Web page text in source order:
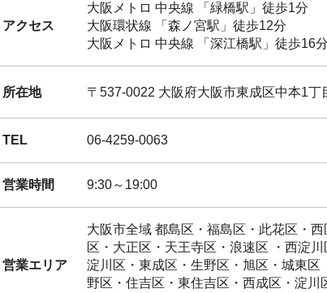
アクセス
大阪メトロ 中央線 「 緑橋駅 」徒歩1分
大阪環状線
「 森ノ宮駅 」徒歩12分
大阪メトロ 中央線
「 深江橋駅 」徒歩16分
所在地 〒537-0022 大阪府大阪市東成区中本1
TEL 06-4259-0063
営業時間 9:30～19:00
営業エリア
大阪市全域 都島区・福島区・此花区・西
区・大正区・天王寺区・浪速区 ・西淀川
淀川区・東成区・生野区・旭区・城東区
野区・住吉区・東住吉区・西成区・淀川